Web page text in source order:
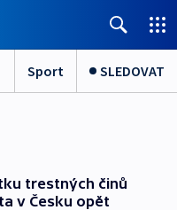
Sport SLEDOVAT
trestných činů
v Česku opět